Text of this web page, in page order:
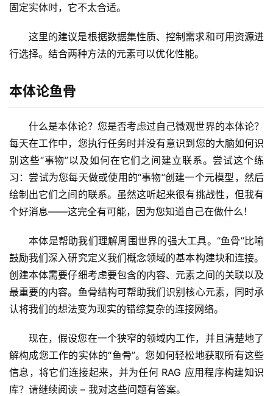
固定实体时，它不太合适。
这里的建议是根据数据集性质、控制需求和可用资源进
行选择。结合两种方法的元素可以优化性能。
本体论鱼骨
什么是本体论？您是否考虑过自己微观世界的本体论？
每天在工作中，您执行任务时并没有意识到您的大脑如何识
别这些“事物”以及如何在它们之间建立联系。尝试这个练
习：尝试为您每天做或使用的“事物”创建一个元模型，然后
绘制出它们之间的联系。虽然这听起来很有挑战性，但我有
个好消息——这完全有可能，因为您知道自己在做什么！
本体是帮助我们理解周围世界的强大工具。“鱼骨”比喻
鼓励我们深入研究定义我们概念领域的基本构建块和连接。
创建本体需要仔细考虑要包含的内容、元素之间的关联以及
最重要的内容。鱼骨结构可帮助我们识别核心元素，同时承
认将我们的想法变为现实的错综复杂的连接网络。
现在，假设您在一个狭窄的领域内工作，并且清楚地了
解构成您工作的实体的“鱼骨”。您如何轻松地获取所有这些
信息，将它们连接起来，并为任何 RAG 应用程序构建知识
库？请继续阅读 – 我对这些问题有答案。